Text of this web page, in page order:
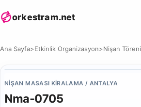
orkestram.net
Ana Sayfa>Etkinlik Organizasyon>Nişan Töreni
NIŞAN MASASI KIRALAMA / ANTALYA
Nma-0705